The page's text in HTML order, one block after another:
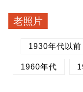
老照片
1930年代以前
1960年代